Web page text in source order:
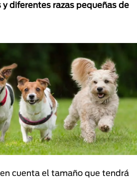
y diferentes razas pequeñas de
cuenta el tamaño que tendrá